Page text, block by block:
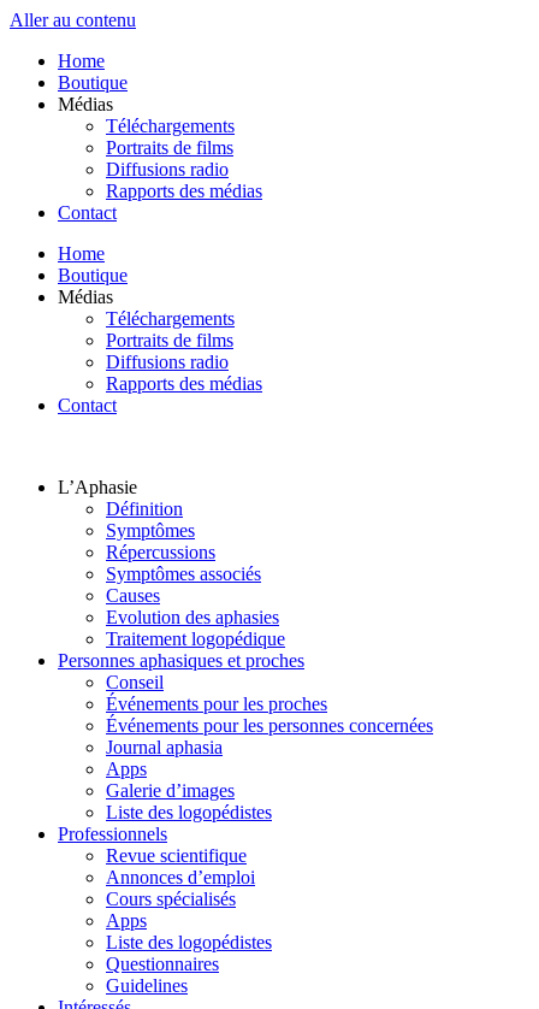
Aller au contenu
Home
Boutique
Médias
Téléchargements
Portraits de films
Diffusions radio
Rapports des médias
Contact
Home
Boutique
Médias
Téléchargements
Portraits de films
Diffusions radio
Rapports des médias
Contact
L’Aphasie
Définition
Symptômes
Répercussions
Symptômes associés
Causes
Evolution des aphasies
Traitement logopédique
Personnes aphasiques et proches
Conseil
Événements pour les proches
Événements pour les personnes concernées
Journal aphasia
Apps
Galerie d’images
Liste des logopédistes
Professionnels
Revue scientifique
Annonces d’emploi
Cours spécialisés
Apps
Liste des logopédistes
Questionnaires
Guidelines